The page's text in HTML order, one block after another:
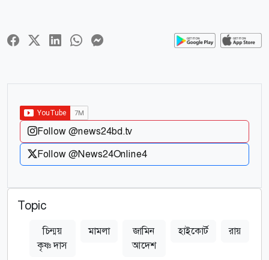
Follow @news24bd.tv
Follow @News24Online4
Topic
চিন্ময়
কৃষ্ণ দাস
মামলা
জামিন
আদেশ
হাইকোর্ট রায়